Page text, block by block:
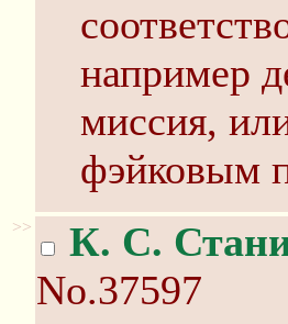
например
миссия,
фэйковым
>> К. С.
No.37597